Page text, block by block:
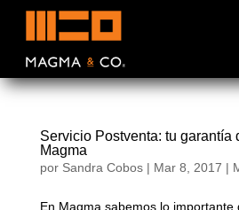
Servicio Postventa: tu garantía
Magma
por Sandra Cobos| Mar 8, 2017 |
En Magma sabemos lo importante